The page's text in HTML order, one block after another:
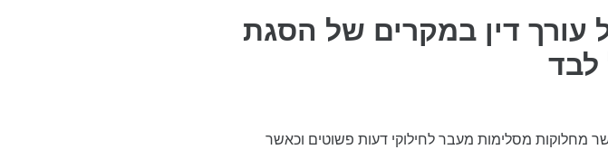
עורך דין במקרים של הסגת
לבד
מחלוקות מסלימות מעבר לחילוקי דעות פשוטים וכאשר